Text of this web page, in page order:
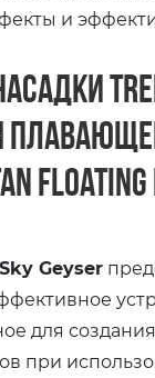
и
Floating
Geyser
для
при